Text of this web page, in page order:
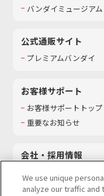
バンダイミュージアム
公式通販サイト
プレミアムバンダイ
お客様サポート
お客様サポートトップ
重要なお知らせ
会社・採用情報
採用情報
We use unique
analyze our traffic and